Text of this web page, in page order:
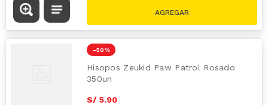
-50 %
Hisopos Zeukid Paw Patrol Rosado
350un
S/ 5.90